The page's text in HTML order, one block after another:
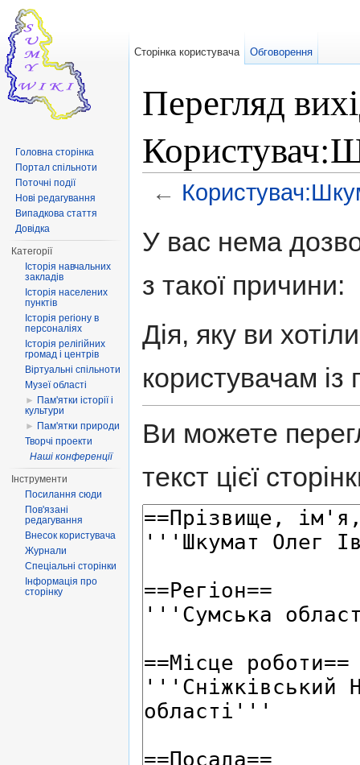
Перегляд
←
У вас нема
з такої причини:
Дія, яку ви
користувачам із
Ви можете
текст цієї
Сторінка користувача Обговорення
Головна сторінка
Портал спільноти
Поточні події
Нові редагування
Випадкова стаття
Довідка
Категорії
Історія навчальних
закладів
Історія населених
пунктів
Історія регіону в
персоналіях
Історія релігійних
громад і центрів
Віртуальні спільноти
Музеї області
► Пам'ятки історії і
культури
► Пам'ятки природи
Творчі проекти
Наші конференції
Інструменти
Посилання сюди
Пов'язані
редагування
Внесок користувача
Журнали
Спеціальні сторінки
Інформація про
сторінку